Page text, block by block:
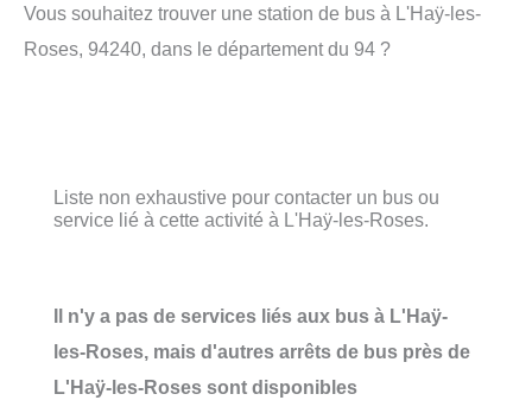
Vous souhaitez trouver une station de bus à L'Haÿ-les-
Roses, 94240, dans le département du 94 ?
Liste non exhaustive pour contacter un bus ou
service lié à cette activité à L'Haÿ-les-Roses.
Il n'y a pas de services liés aux bus à L'Haÿ-
les-Roses, mais d'autres arrêts de bus près de
L'Haÿ-les-Roses sont disponibles